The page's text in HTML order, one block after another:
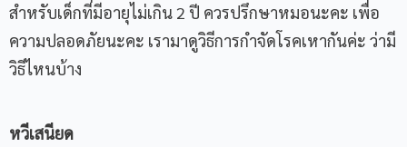
สำหรับเด็กที่มีอายุไม่เกิน 2 ปี ควรปรึกษาหมอนะคะ เพื่อ
ความปลอดภัยนะคะ เรามาดูวิธีการกำจัดโรคเหากันค่ะ ว่ามี
วิธีไหนบ้าง
หวีเสนียด